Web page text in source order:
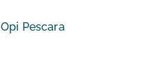
Opi Pescara